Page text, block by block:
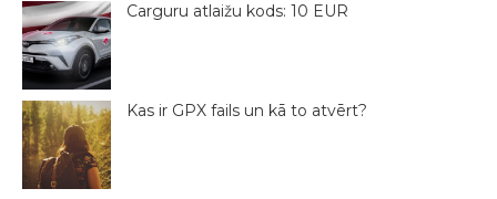
Carguru atlaižu kods: 10 EUR
Kas ir GPX fails un kā to atvērt?